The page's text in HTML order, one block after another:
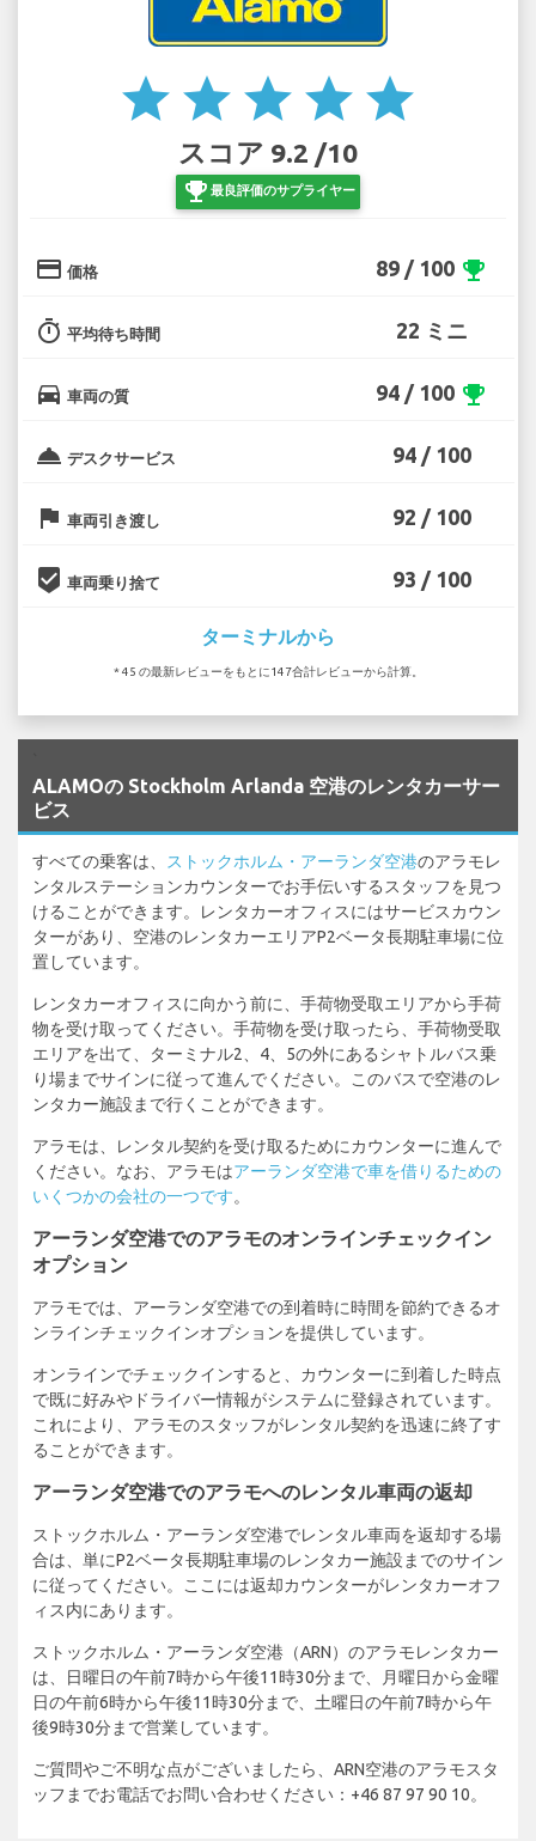
star star star star star
スコア 9.2 /10
emoji_events 最良評価のサプライヤー
credit_card 価格 89 / 100 emoji_events
timer 平均待ち時間 22 ミニ
directions_car 車両の質 94 / 100 emoji_events
room_service デスクサービス 94 / 100
flag 車両引き渡し 92 / 100
beenhere 車両乗り捨て 93 / 100
ターミナルから
* 45 の最新レビューをもとに147合計レビューから計算。
ALAMOの Stockholm Arlanda 空港のレンタカーサー
ビス
すべての乗客は、 ストックホルム・アーランダ空港のアラモレ
ンタルステーションカウンターでお手伝いするスタッフを見つ
けることができます。レンタカーオフィスにはサービスカウン
ターがあり、空港のレンタカーエリアP2ベータ長期駐車場に位
置しています。
レンタカーオフィスに向かう前に、手荷物受取エリアから手荷
物を受け取ってください。手荷物を受け取ったら、手荷物受取
エリアを出て、ターミナル2、4、5の外にあるシャトルバス乗
り場までサインに従って進んでください。このバスで空港のレ
ンタカー施設まで行くことができます。
アラモは、レンタル契約を受け取るためにカウンターに進んで
ください。なお、アラモはアーランダ空港で車を借りるための
いくつかの会社の一つです。
アーランダ空港でのアラモのオンラインチェックイン
オプション
アラモでは、アーランダ空港での到着時に時間を節約できるオ
ンラインチェックインオプションを提供しています。
オンラインでチェックインすると、カウンターに到着した時点
で既に好みやドライバー情報がシステムに登録されています。
これにより、アラモのスタッフがレンタル契約を迅速に終了す
ることができます。
アーランダ空港でのアラモへのレンタル車両の返却
ストックホルム・アーランダ空港でレンタル車両を返却する場
合は、単にP2ベータ長期駐車場のレンタカー施設までのサイン
に従ってください。ここには返却カウンターがレンタカーオフ
ィス内にあります。
ストックホルム・アーランダ空港（ARN）のアラモレンタカー
は、日曜日の午前7時から午後11時30分まで、月曜日から金曜
日の午前6時から午後11時30分まで、土曜日の午前7時から午
後9時30分まで営業しています。
ご質問やご不明な点がございましたら、ARN空港のアラモスタ
ッフまでお電話でお問い合わせください：+46 87 97 90 10。